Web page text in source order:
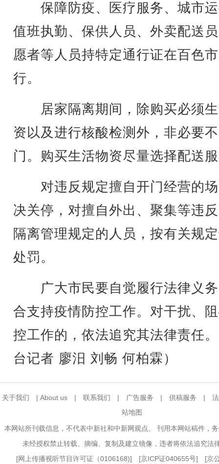
保障防疫、医疗服务、城市
值班执勤、保供人员、外卖配送
愿者等人员持特定通行证在百色
行。
居家隔离期间，除购买必须
资以及进行核酸检测外，非必要
门。购买生活物资尽量选择配送
对违反规定擅自开门经营的
决关停，对擅自外出、聚集等违
隔离管理规定的人员，按有关规
处罚。
广大市民要自觉履行法律义
合支持疫情防控工作。对干扰、
控工作的，依法追究其法律责任
台记者 廖汨 刘畅 何柏霖）
关于我们 | About us | 联系我们 | 广告服务 | 供稿服务 |
站地图
本网站所刊载信息，不代表中新社和中新网观点。 刊用本网站稿件，
未经授权禁止转载、摘编、复制及建立镜像，违者将依法追究法
[网上传播视听节目许可证（0106168)] [京ICP证040655号] [京